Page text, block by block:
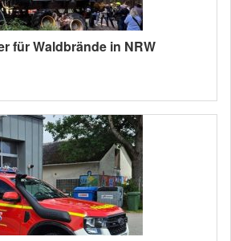
für Waldbrände in NRW